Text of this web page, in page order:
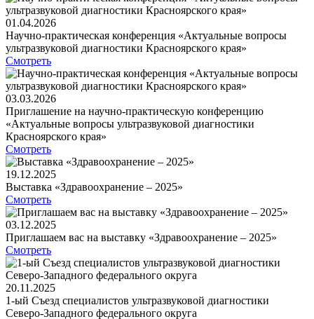
01.04.2026
Научно-практическая конференция «Актуальные вопросы
ультразвуковой диагностики Красноярского края»
Смотреть
03.03.2026
Приглашение на научно-практическую конференцию
«Актуальные вопросы ультразвуковой диагностики
Красноярского края»
Смотреть
19.12.2025
Выставка «Здравоохранение – 2025»
Смотреть
03.12.2025
Приглашаем вас на выставку «Здравоохранение – 2025»
Смотреть
20.11.2025
1-ый Съезд специалистов ультразвуковой диагностики
Северо-Западного федерального округа